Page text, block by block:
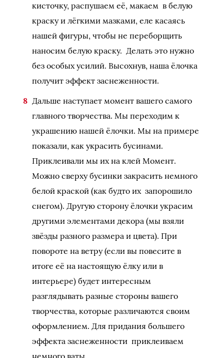
кисточку, распушаем её, макаем в белую
краску и лёгкими мазками, еле касаясь
нашей фигуры, чтобы не переборщить
наносим белую краску. Делать это нужно
без особых усилий. Высохнув, наша ёлочка
получит эффект заснеженности.
Дальше наступает момент вашего самого
главного творчества. Мы переходим к
украшению нашей ёлочки. Мы на примере
показали, как украсить бусинами.
Приклеивали мы их на клей Момент.
Можно сверху бусинки закрасить немного
белой краской (как будто их запорошило
снегом). Другую сторону ёлочки украсим
другими элементами декора (мы взяли
звёзды разного размера и цвета). При
повороте на ветру (если вы повесите в
итоге её на настоящую ёлку или в
интерьере) будет интересным
разглядывать разные стороны вашего
творчества, которые различаются своим
оформлением. Для придания большего
эффекта заснеженности приклеиваем